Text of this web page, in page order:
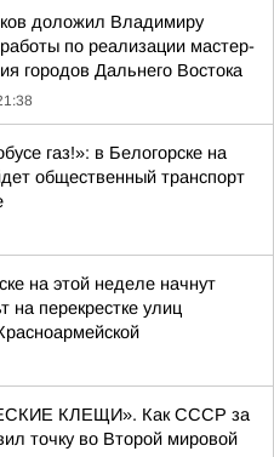
доложил Владимиру
по реализации мастер-
городов Дальнего Востока
газ!»: в Белогорске на
общественный транспорт
на этой неделе начнут
на перекрестке улиц
КЛЕЩИ». Как СССР за
точку во Второй мировой